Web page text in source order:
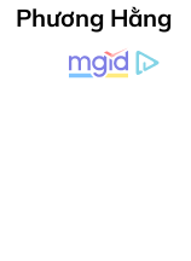
Phương Hằng